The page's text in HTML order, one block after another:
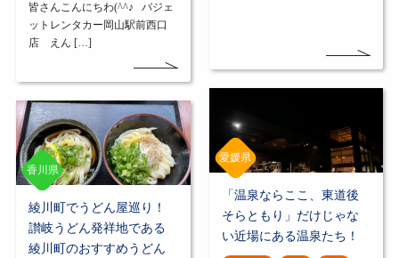
皆さんこんにちわ(^^♪ バジェ
ットレンタカー岡山駅前西口
店 えん […]
香川県
綾川町でうどん屋巡り！
讃岐うどん発祥地である
綾川町のおすすめうどん
愛媛県
「温泉ならここ、東道後
そらともり」だけじゃな
い近場にある温泉たち！